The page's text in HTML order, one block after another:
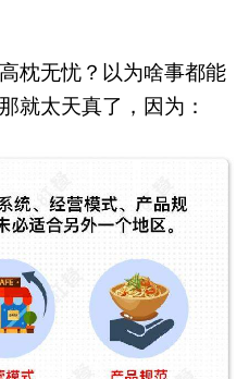
枕无忧？以为啥事都能
就太天真了，因为：